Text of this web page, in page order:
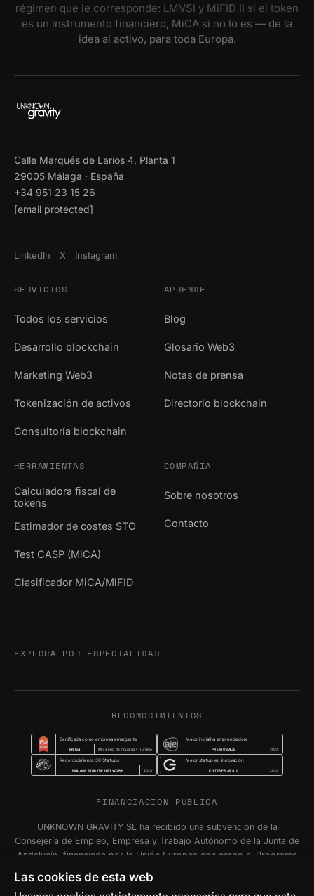
régimen que le corresponde: LMVSI y MiFID II si el token
es un instrumento financiero, MiCA si no lo es — de la
idea al activo, para toda Europa.
Calle Marqués de Larios 4, Planta 1
29005 Málaga · España
+34 951 23 15 26
[email protected]
LinkedIn X Instagram
SERVICIOS
Todos los servicios
Desarrollo blockchain
Marketing Web3
Tokenización de activos
Consultoría blockchain
APRENDE
Blog
Glosario Web3
Notas de prensa
Directorio blockchain
HERRAMIENTAS
Calculadora fiscal de
tokens
Estimador de costes STO
Test CASP (MiCA)
Clasificador MiCA/MiFID
COMPAÑÍA
Sobre nosotros
Contacto
EXPLORA POR ESPECIALIDAD
RECONOCIMIENTOS
Certificada como empresa emergente
ENISA Ministerio de Industria y Turismo
Mejor iniciativa emprendedora
PREMIOS AJE 2024
Reconocimiento 30 Startups
MÁLAGA STARTUP NETWORK 2024
Mejor startup en innovación
ENTERPRISE 4.0 2024
FINANCIACIÓN PÚBLICA
UNKNOWN GRAVITY SL ha recibido una subvención de la
Consejería de Empleo, Empresa y Trabajo Autónomo de la Junta de
Andalucía, financiada por la Unión Europea con cargo al Programa
de la contratación en el ámbito de la Comunidad Autónoma de
Las cookies de esta web